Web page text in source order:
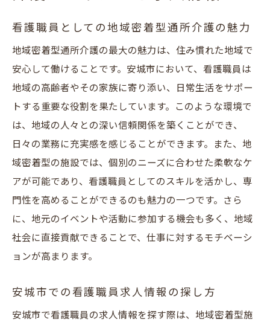
看護職員としての地域密着型通所介護の魅力
地域密着型通所介護の最大の魅力は、住み慣れた地域で
安心して働けることです。安城市において、看護職員は
地域の高齢者やその家族に寄り添い、日常生活をサポー
トする重要な役割を果たしています。このような環境で
は、地域の人々との深い信頼関係を築くことができ、
日々の業務に充実感を感じることができます。また、地
域密着型の施設では、個別のニーズに合わせた柔軟なケ
アが可能であり、看護職員としてのスキルを活かし、専
門性を高めることができるのも魅力の一つです。さら
に、地元のイベントや活動に参加する機会も多く、地域
社会に直接貢献できることで、仕事に対するモチベーシ
ョンが高まります。
安城市での看護職員求人情報の探し方
安城市で看護職員の求人情報を探す際は、地域密着型施